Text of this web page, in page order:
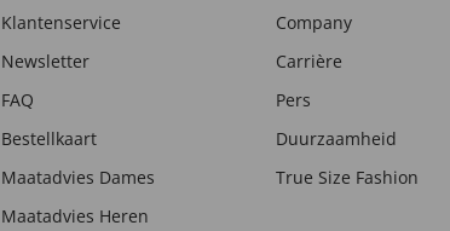
Klantenservice
Newsletter
FAQ
Bestellkaart
Maatadvies Dames
Maatadvies Heren
Company
Carrière
Pers
Duurzaamheid
True Size Fashion